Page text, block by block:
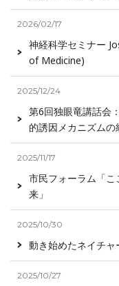
2026/02/17
神経科学セミナー
of Medicine)
2025/12/24
第6回独眼竜講話会
的誘因メカニズムの
2025/11/17
市民フォーラム「
来」
2025/10/30
動き始めたネイチ
2025/10/27